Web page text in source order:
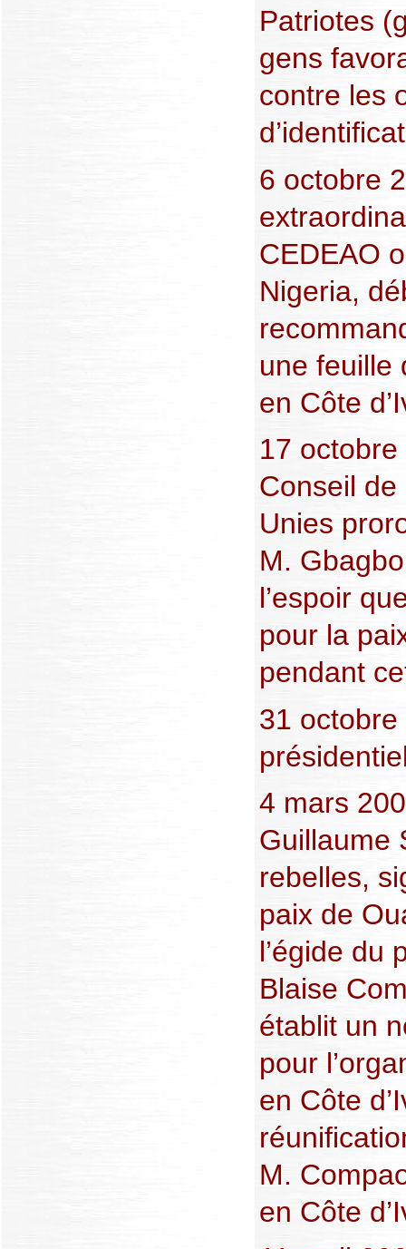
Patriotes
gens
contre les
6 octobre
CEDEAO
Nigeria,
une feuille
en Côte
17 octobre
Conseil
Unies
M.
l’espoir
pour la
pendant
31
4 mars
Guillaume
rebelles,
paix de
l’égide du
Blaise
établit un
pour
en Côte
M.
en Côte